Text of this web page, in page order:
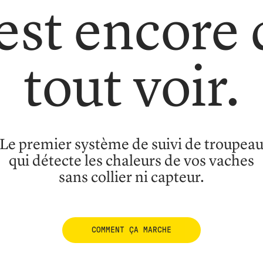
encore
tout voir.
Le premier système de suivi de troupeau
qui détecte les chaleurs de vos vaches
sans collier ni capteur.
COMMENT ÇA MARCHE